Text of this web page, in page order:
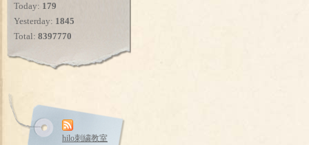
Today: 179
Yesterday: 1845
Total: 8397770
hilo刺繍教室